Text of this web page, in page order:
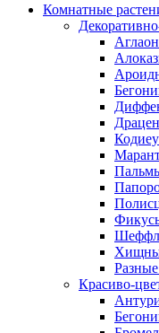
Комнатные
Красиво-